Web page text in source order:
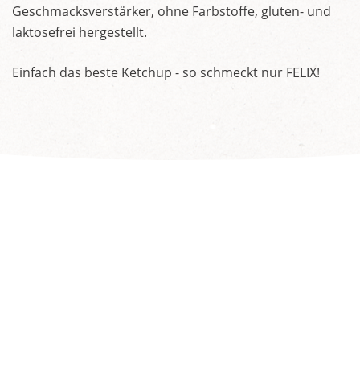
Geschmacksverstärker, ohne Farbstoffe, gluten- und
laktosefrei hergestellt.
Einfach das beste Ketchup - so schmeckt nur FELIX!